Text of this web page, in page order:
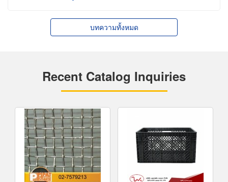
บทความทั้งหมด
Recent Catalog Inquiries